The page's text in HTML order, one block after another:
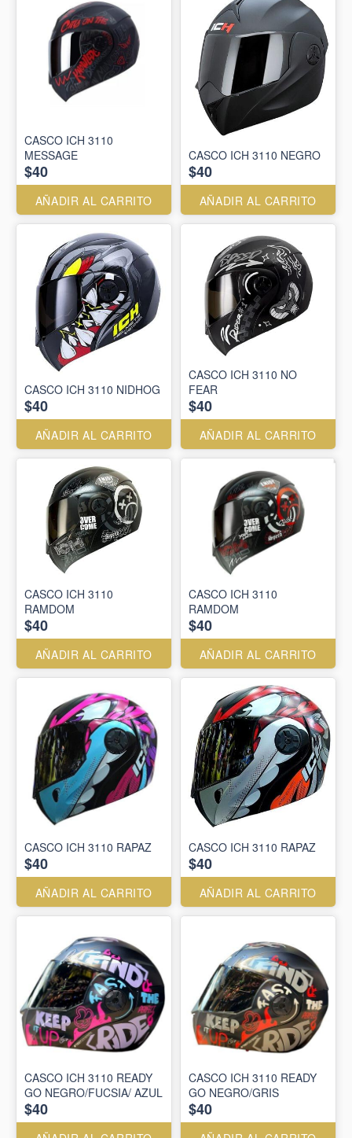
CASCO ICH 3110
MESSAGE
$40
AÑADIR AL CARRITO
CASCO ICH 3110 NEGRO
$40
AÑADIR AL CARRITO
CASCO ICH 3110 NIDHOG
$40
AÑADIR AL CARRITO
CASCO ICH 3110 NO
FEAR
$40
AÑADIR AL CARRITO
CASCO ICH 3110
RAMDOM
$40
AÑADIR AL CARRITO
CASCO ICH 3110
RAMDOM
$40
AÑADIR AL CARRITO
CASCO ICH 3110 RAPAZ
$40
AÑADIR AL CARRITO
CASCO ICH 3110 RAPAZ
$40
AÑADIR AL CARRITO
CASCO ICH 3110 READY
GO NEGRO/FUCSIA/ AZUL
$40
CASCO ICH 3110 READY
GO NEGRO/GRIS
$40